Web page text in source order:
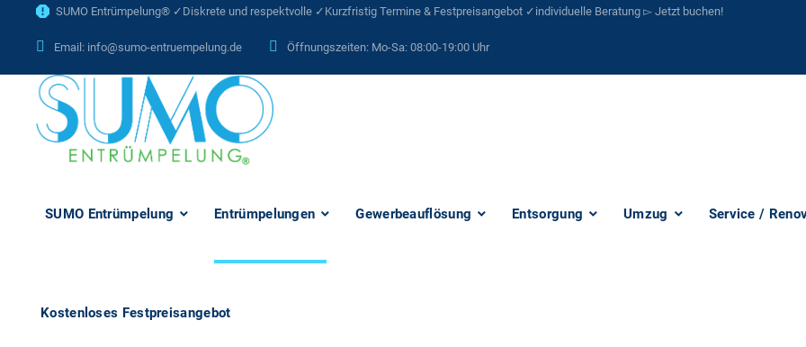
SUMO Entrümpelung® ✓Diskrete und respektvolle ✓Kurzfristig Termine & Festpreisangebot ✓individuelle Beratung ▻ Jetzt buchen!
Email: info@sumo-entruempelung.de Öffnungszeiten: Mo-Sa: 08:00-19:00 Uhr
SUMO Entrümpelung Entrümpelungen Gewerbeauflösung Entsorgung Umzug Service /
Kostenloses Festpreisangebot